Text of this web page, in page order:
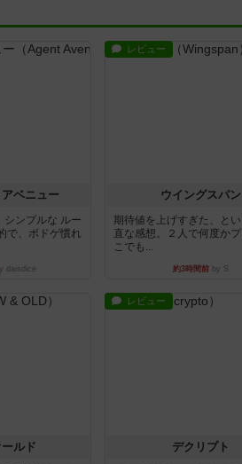
ベニュー
シンプルな ルー
で、ボドゲ慣れ
daisdice
レビュー
ウイングスパン
期待値を上げすぎた、と
直な感想。２人で何度かプ
こでも...
約3時間前by S
ルド
レビュー
デクリプト